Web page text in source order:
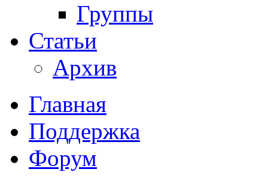
Группы
Статьи
Архив
Главная
Поддержка
Форум